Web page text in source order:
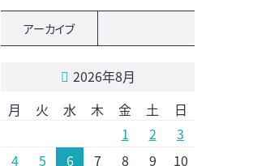
アーカイブ
2026年8月
月
火 水 木 金 土
日
1
2
3
4
5 6 7 8 9 10